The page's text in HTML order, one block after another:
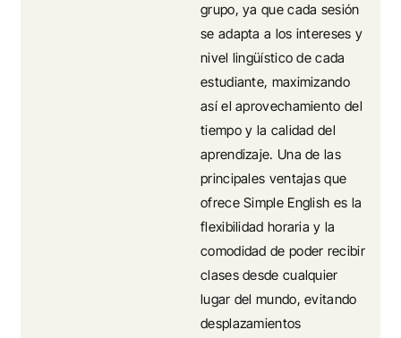
grupo, ya que cada sesión
se adapta a los intereses y
nivel lingüístico de cada
estudiante, maximizando
así el aprovechamiento del
tiempo y la calidad del
aprendizaje. Una de las
principales ventajas que
ofrece Simple English es la
flexibilidad horaria y la
comodidad de poder recibir
clases desde cualquier
lugar del mundo, evitando
desplazamientos